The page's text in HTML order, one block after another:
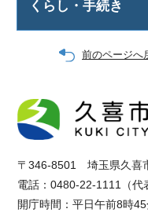
くらし・手続き
前のページへ
〒346-8501 埼玉県久喜
電話：0480-22-1111（代
開庁時間：平日午前8時